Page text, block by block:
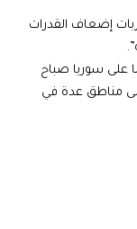
إضعاف القدرات
على سوريا صباح
مناطق عدة في